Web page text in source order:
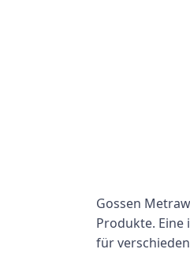
Gossen
Produkte.
für